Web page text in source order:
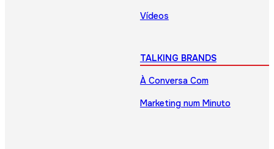
Vídeos
TALKING BRANDS
À Conversa Com
Marketing num Minuto